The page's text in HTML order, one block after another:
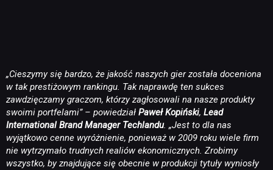
„Cieszymy się bardzo, że jakość naszych gier została doceniona
w tak prestiżowym rankingu. Tak naprawdę ten sukces
zawdzięczamy graczom, którzy zagłosowali na nasze produkty
swoimi portfelami” – powiedział Paweł Kopiński, Lead
International Brand Manager Techlandu. „Jest to dla nas
wyjątkowo cenne wyróżnienie, ponieważ w 2009 roku wiele firm
nie wytrzymało trudnych realiów ekonomicznych. Zrobimy
wszystko, by znajdujące się obecnie w produkcji tytuły wyniosły